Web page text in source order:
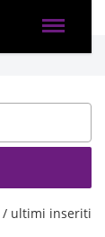
/ ultimi inseriti